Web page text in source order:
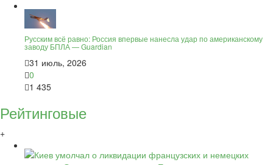
Русским всё равно: Россия впервые нанесла удар по американскому
заводу БПЛА — Guardian
31 июль, 2026
0
1 435
Рейтинговые
+